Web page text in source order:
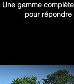
Une gamme
pour répondre